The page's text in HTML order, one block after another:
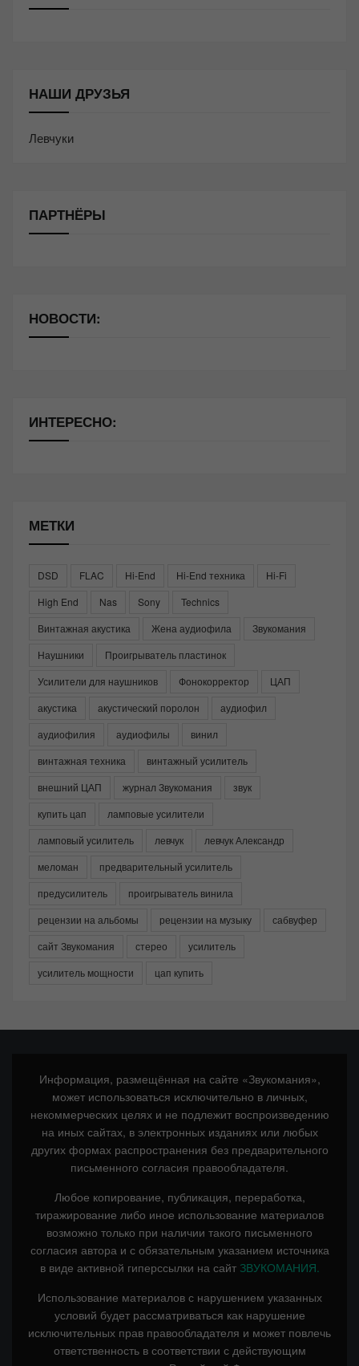
НАШИ ДРУЗЬЯ
Левчуки
ПАРТНЁРЫ
НОВОСТИ:
ИНТЕРЕСНО:
МЕТКИ
DSD FLAC Hi-End Hi-End техника
Hi-Fi
High End
Nas Sony
Technics
Винтажная акустика
Жена аудиофила
Звукомания
Наушники
Проигрыватель пластинок
Усилители для наушников
Фонокорректор
ЦАП
акустика
акустический поролон
аудиофил
аудиофилия
аудиофилы
винил
винтажная техника
винтажный усилитель
внешний ЦАП
журнал Звукомания
звук
купить цап
ламповые усилители
ламповый усилитель
левчук
левчук Александр
меломан
предварительный усилитель
предусилитель
проигрыватель винила
рецензии на альбомы
рецензии на музыку
сабвуфер
сайт Звукомания
стерео
усилитель
усилитель мощности
цап купить
Информация, размещённая на сайте «Звукомания»,
может использоваться исключительно в личных,
некоммерческих целях и не подлежит воспроизведению
на иных сайтах, в электронных изданиях или любых
других формах распространения без предварительного
письменного согласия правообладателя.
Любое копирование, публикация, переработка,
тиражирование либо иное использование материалов
возможно только при наличии такого письменного
согласия автора и с обязательным указанием источника
в виде активной гиперссылки на сайт ЗВУКОМАНИЯ.
Использование материалов с нарушением указанных
условий будет рассматриваться как нарушение
исключительных прав правообладателя и может повлечь
ответственность в соответствии с действующим